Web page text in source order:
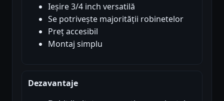
Ieșire 3/4 inch versatilă
Se potrivește majorității robinetelor
Preț accesibil
Montaj simplu
Dezavantaje